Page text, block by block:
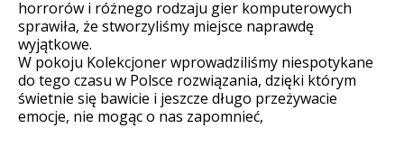
horrorów i różnego rodzaju gier komputerowych
sprawiła, że stworzyliśmy miejsce naprawdę
wyjątkowe.
W pokoju Kolekcjoner wprowadziliśmy niespotykane
do tego czasu w Polsce rozwiązania, dzięki którym
świetnie się bawicie i jeszcze długo przeżywacie
emocje, nie mogąc o nas zapomnieć,